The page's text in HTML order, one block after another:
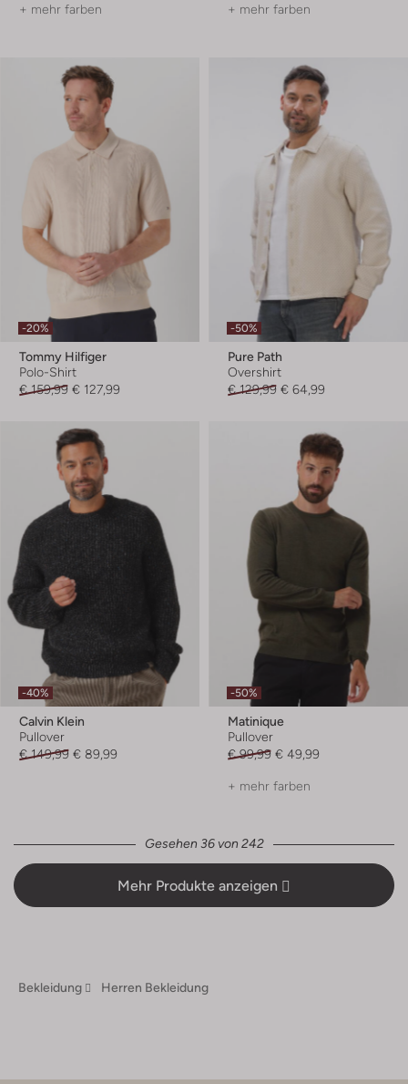
+ mehr farben + mehr farben
-20%
Tommy Hilfiger
Polo-Shirt
€ 159,99 € 127,99
-50%
Pure Path
Overshirt
€ 129,99 € 64,99
-40%
Calvin Klein
Pullover
€ 149,99 € 89,99
-50%
Matinique
Pullover
€ 99,99 € 49,99
+ mehr farben
Gesehen 36 von 242
Mehr Produkte anzeigen
Bekleidung Herren Bekleidung